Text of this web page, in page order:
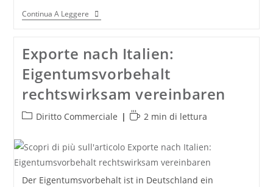
Continua A LeggereUnternehmens-
Gründungen
Exporte nach Italien:
Eigentumsvorbehalt
rechtswirksam vereinbaren
Categoria
Diritto Commerciale
Tempo
lettura:
2 min di lettura
Der Eigentumsvorbehalt ist in Deutschland ein